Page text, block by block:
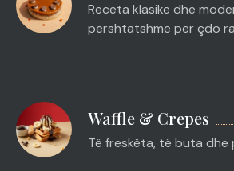
Receta klasike dhe
përshtatshme për çdo
Waffle & Crepes
Të freskëta, të buta dhe